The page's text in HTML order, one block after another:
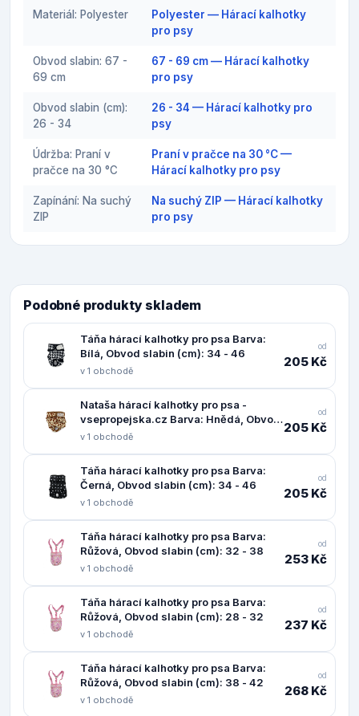
Materiál: Polyester
Polyester — Hárací kalhotky
pro psy
Obvod slabin: 67 -
69 cm
67 - 69 cm — Hárací kalhotky
pro psy
Obvod slabin (cm):
26 - 34
26 - 34 — Hárací kalhotky pro
psy
Údržba: Praní v
pračce na 30 °C
Praní v pračce na 30 °C —
Hárací kalhotky pro psy
Zapínání: Na suchý
ZIP
Na suchý ZIP — Hárací kalhotky
pro psy
Podobné produkty skladem
Táňa hárací kalhotky pro psa Barva:
Bílá, Obvod slabin (cm): 34 - 46
v 1 obchodě
od
205 Kč
Nataša hárací kalhotky pro psa -
vsepropejska.cz Barva: Hnědá, Obvod
slabin (cm): 22 - 44
v 1 obchodě
od
205 Kč
Táňa hárací kalhotky pro psa Barva:
Černá, Obvod slabin (cm): 34 - 46
v 1 obchodě
od
205 Kč
Táňa hárací kalhotky pro psa Barva:
Růžová, Obvod slabin (cm): 32 - 38
v 1 obchodě
od
253 Kč
Táňa hárací kalhotky pro psa Barva:
Růžová, Obvod slabin (cm): 28 - 32
v 1 obchodě
od
237 Kč
Táňa hárací kalhotky pro psa Barva:
Růžová, Obvod slabin (cm): 38 - 42
v 1 obchodě
od
268 Kč